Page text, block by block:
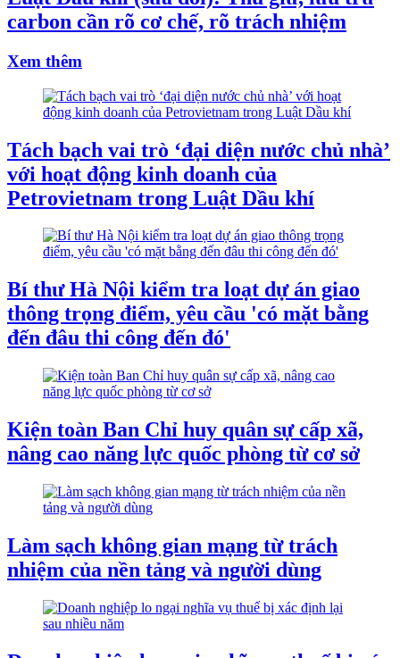
carbon cần rõ cơ chế, rõ trách nhiệm
Xem thêm
Tách bạch vai trò ‘đại diện nước chủ nhà’
với hoạt động kinh doanh của
Petrovietnam trong Luật Dầu khí
Bí thư Hà Nội kiểm tra loạt dự án giao
thông trọng điểm, yêu cầu 'có mặt bằng
đến đâu thi công đến đó'
Kiện toàn Ban Chỉ huy quân sự cấp xã,
nâng cao năng lực quốc phòng từ cơ sở
Làm sạch không gian mạng từ trách
nhiệm của nền tảng và người dùng